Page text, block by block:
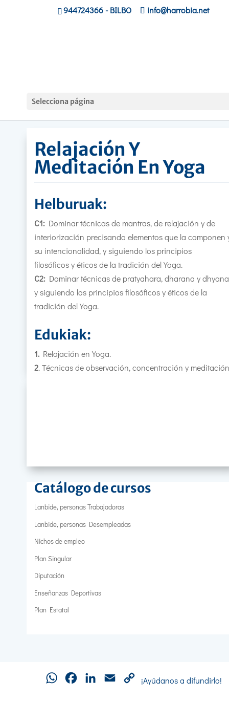
944724366- BILBO info@harrobia.net
Selecciona página
Y Meditación En Yoga
Relajación Y
Meditación En Yoga
Helburuak:
C1: Dominar técnicas de mantras, de relajación y de
interiorización precisando elementos que la componen
su intencionalidad, y siguiendo los principios
filosóficos y éticos de la tradición del Yoga.
C2: Dominar técnicas de pratyahara, dharana y
y siguiendo los principios filosóficos y éticos de la
tradición del Yoga.
Edukiak:
1. Relajación en Yoga.
2. Técnicas de observación, concentración y
Catálogo de cursos
Lanbide, personas Trabajadoras
Lanbide, personas Desempleadas
Nichos de empleo
Plan Singular
Diputación
Enseñanzas Deportivas
Plan Estatal
WhatsAppFacebookLinkedInEmail
Copy
¡Ayúdanos a difundirlo!